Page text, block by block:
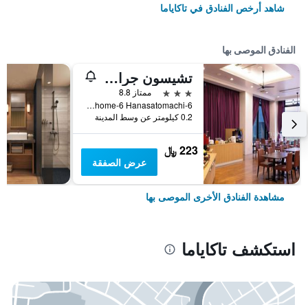
شاهد أرخص الفنادق في تاكاياما
الفنادق الموصى بها
تشيسون جراند تاكاياما
3 نجوم
ممتاز 8.8
6-Chome-6 Hanasatomachi, تاكاياما, اليابان
0.2 كيلومتر عن وسط المدينة
223 ﷼
عرض الصفقة
مشاهدة الفنادق الأخرى الموصى بها
استكشف تاكاياما